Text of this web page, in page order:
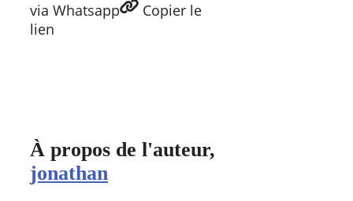
via Whatsapp
Copier le
lien
À propos de l'auteur,
jonathan